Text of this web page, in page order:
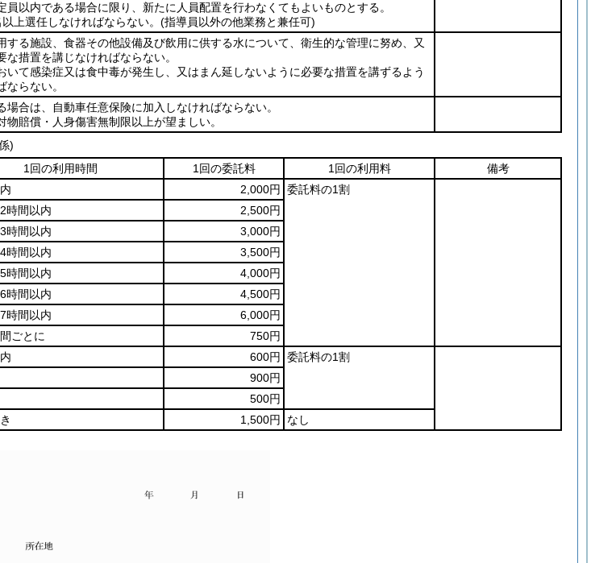
員以内である場合に限り、新たに人員配置を行わなくてもよいものとする。
以上選任しなければならない。 (指導員以外の他業務と兼任可)
する施設、食器その他設備及び飲用に供する水について、衛生的な管理に努め、又
な措置を講じなければならない。
いて感染症又は食中毒が発生し、又はまん延しないように必要な措置を講ずるよう
ならない。
場合は、自動車任意保険に加入しなければならない。
賠償・人身傷害無制限以上が望ましい。
)
1回の利用時間
1回の委託料 1回の利用料
備考
2,000円
委託料の1割
時間以内
2,500円
時間以内
3,000円
時間以内
3,500円
時間以内
4,000円
時間以内
4,500円
時間以内
6,000円
ごとに
750円
600円
委託料の1割
900円
500円
1,500円
なし